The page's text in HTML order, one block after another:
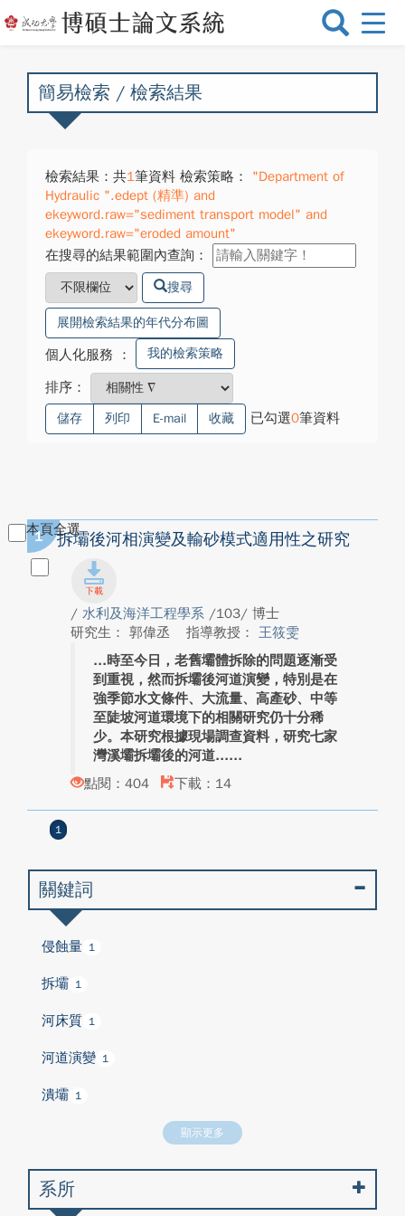
選
換
簡易檢索 / 檢索結果
檢索結果：共1筆資料 檢索策略：
"Department of
Hydraulic ".edept (精準) and
ekeyword.raw="sediment transport model" and
ekeyword.raw="eroded amount"
在搜尋的結果範圍內查詢：
搜尋
展開檢索結果的年代分布圖
個人化服務 ： 我的檢索策略
排序：
儲存 列印 E-mail 收藏 已勾選0筆資料
本頁全選
1 拆壩後河相演變及輸砂模式適用性之研究
/ 水利及海洋工程學系 /103/ 博士
研究生： 郭偉丞
指導教授： 王筱雯
時至今日，老舊壩體拆除的問題逐漸受
到重視，然而拆壩後河道演變，特別是在
強季節水文條件、大流量、高產砂、中等
至陡坡河道環境下的相關研究仍十分稀
少。本研究根據現場調查資料，研究七家
灣溪壩拆壩後的河道...
點閱：404
下載：14
1
關鍵詞
侵蝕量 1
拆壩 1
河床質 1
河道演變 1
潰壩 1
顯示更多
系所